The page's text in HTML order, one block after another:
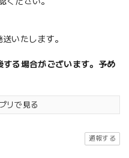
いたします。
る場合がございます。予め
リで見る
通報する